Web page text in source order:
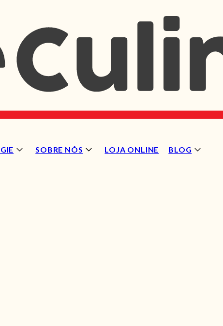
SOBRE NÓS LOJA ONLINE BLOG